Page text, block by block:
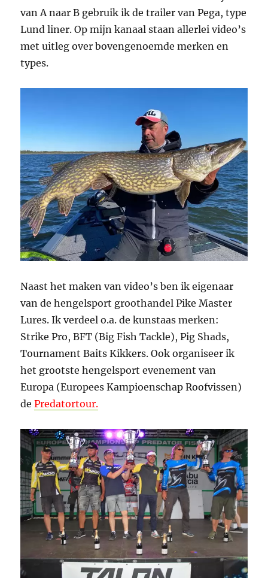
van A naar B gebruik ik de trailer van Pega, type
Lund liner. Op mijn kanaal staan allerlei video’s
met uitleg over bovengenoemde merken en
types.
Naast het maken van video’s ben ik eigenaar
van de hengelsport groothandel Pike Master
Lures. Ik verdeel o.a. de kunstaas merken:
Strike Pro, BFT (Big Fish Tackle), Pig Shads,
Tournament Baits Kikkers. Ook organiseer ik
het grootste hengelsport evenement van
Europa (Europees Kampioenschap Roofvissen)
dePredatortour.